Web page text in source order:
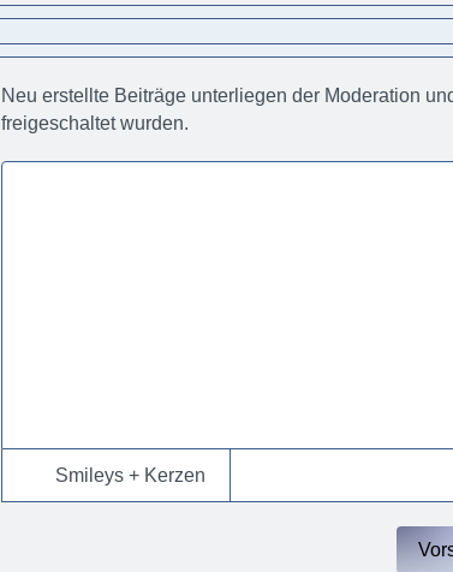
Neu erstellte Beiträge unterliegen der Moderation
freigeschaltet wurden.
Smileys + Kerzen